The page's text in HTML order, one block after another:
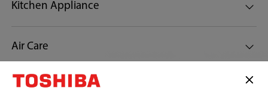
Kitchen Appliance
Air Care
Customer Support